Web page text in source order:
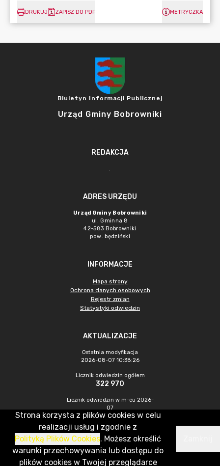
DRUKUJ ZAPISZ DO PDF METRYCZKA
Biuletyn Informacji Publicznej
Urząd Gminy Bobrowniki
REDAKCJA
.
ADRES URZĘDU
Urząd Gminy Bobrowniki
ul. Gminna 8
42-583 Bobrowniki
pow. będziński
INFORMACJE
Mapa strony
Ochrona danych osobowych
Rejestr zmian
Statystyki odwiedzin
AKTUALIZACJE
Ostatnia modyfikacja
2026-08-07 10:38:26
Licznik odwiedzin ogółem
322 970
Licznik odwiedzin w m-cu 2026-
07
586
CMS & Hosting: Nefeni Sp. z o.o.
Strona korzysta z plików cookies w celu
realizacji usług i zgodnie z
Polityką Plików Cookies. Możesz określić
warunki przechowywania lub dostępu do
plików cookies w Twojej przeglądarce